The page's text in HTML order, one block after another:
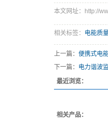
本文网址：http://
相关标签： 电能质
上一篇： 便携式电
下一篇： 电力谐波
最近浏览：
相关产品：